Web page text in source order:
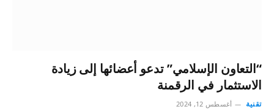
“التعاون الإسلامي” تدعو أعضائها إلى زيادة
الاستثمار في الرقمنة
تقنية أغسطس 12, 2024